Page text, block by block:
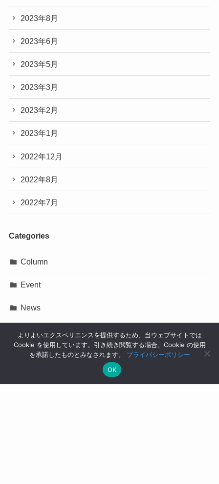
2023年8月
2023年6月
2023年5月
2023年3月
2023年2月
2023年1月
2022年12月
2022年8月
2022年7月
Categories
Column
Event
News
Press Release
イベント
よりよいエクスペリエンスを提供するため、当ウェブサイトでは
Cookie を使用しています。引き続き閲覧する場合、Cookie の使用
を承諾したものとみなされます。 プライバシーポリシー
OK